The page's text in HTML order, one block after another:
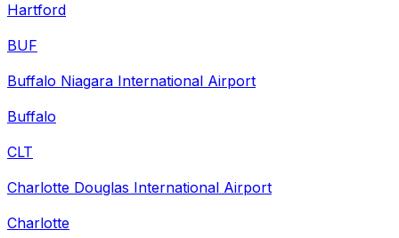
Hartford
BUF
Buffalo Niagara International Airport
Buffalo
CLT
Charlotte Douglas International Airport
Charlotte